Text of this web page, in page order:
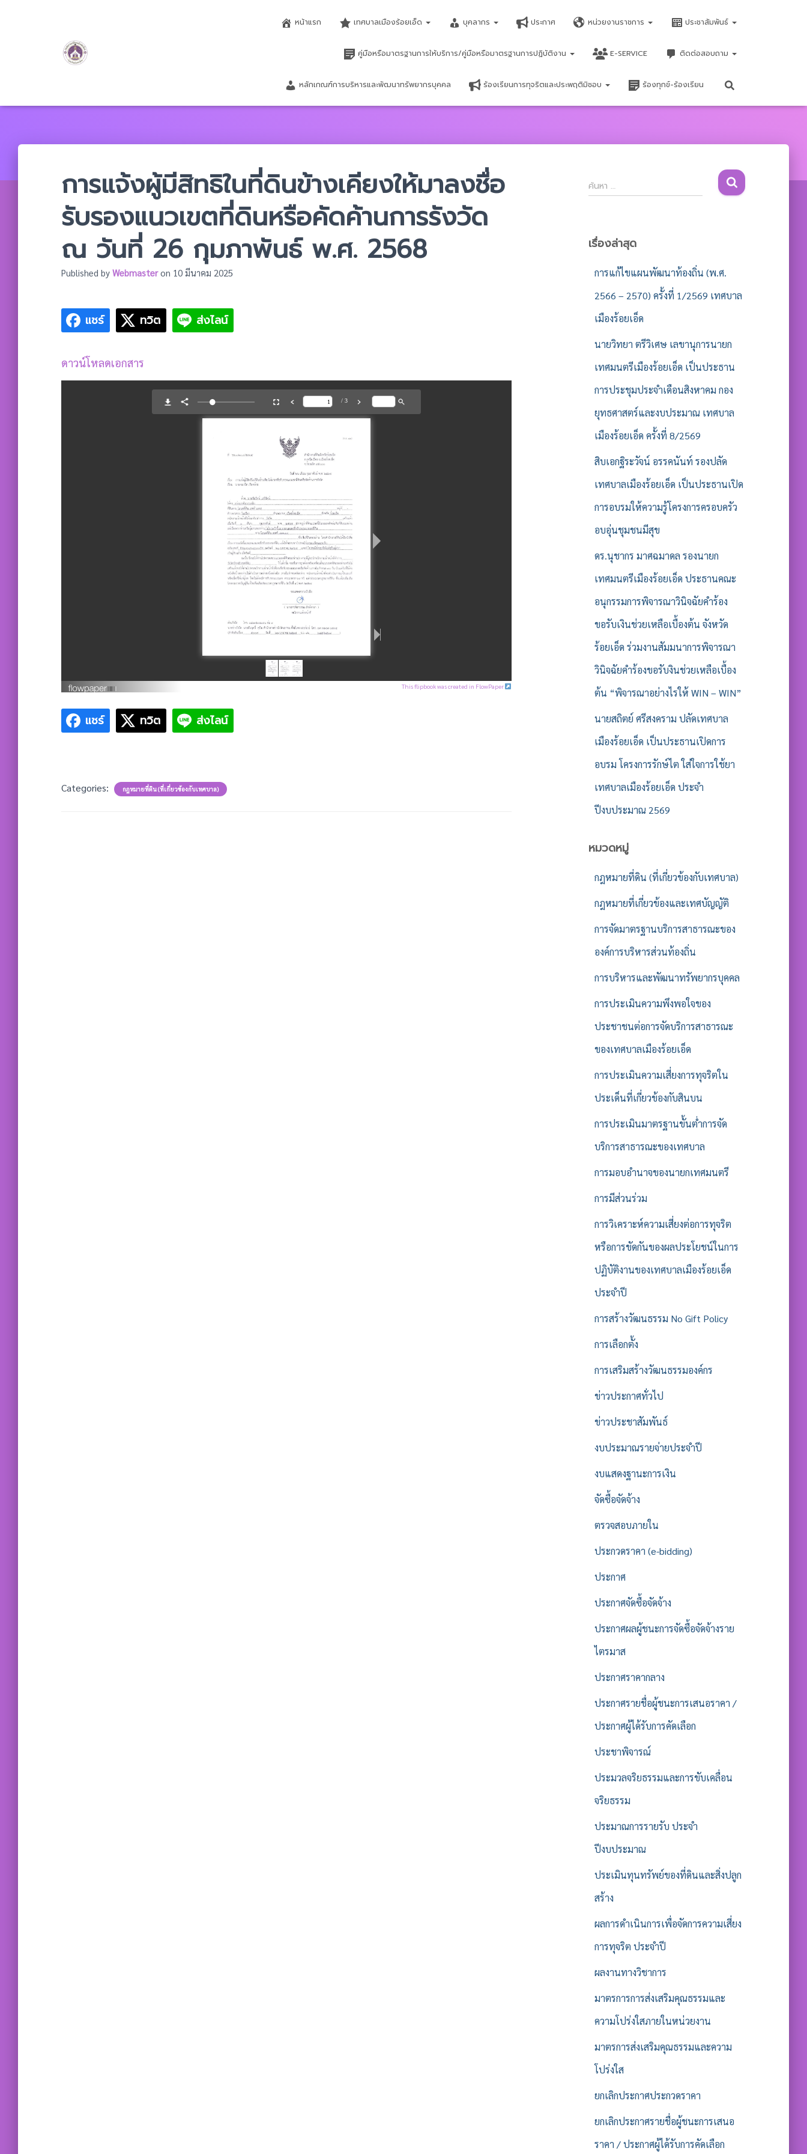
หน้าแรก เทศบาลเมืองร้อยเอ็ด บุคลากร ประกาศ หน่วยงานราชการ ประชาสัมพันธ์
คู่มือหรือมาตรฐานการให้บริการ/คู่มือหรือมาตรฐานการปฏิบัติงาน E-SERVICE ติดต่อสอบถาม
หลักเกณฑ์การบริหารและพัฒนาทรัพยากรบุคคล ร้องเรียนการทุจริตและประพฤติมิชอบ ร้องทุกข์-ร้องเรียน
การแจ้งผู้มีสิทธิในที่ดินข้างเคียงให้มาลงชื่อ
รับรองแนวเขตที่ดินหรือคัดค้านการรังวัด
ณ วันที่ 26 กุมภาพันธ์ พ.ศ. 2568
Published by Webmasteron 10 มีนาคม 2025
แชร์ ทวิต ส่งไลน์
ดาวน์โหลดเอกสาร
This flipbook was created in FlowPaper
แชร์ ทวิต ส่งไลน์
Categories: กฎหมายที่ดิน (ที่เกี่ยวข้องกับเทศบาล)
ค้
น
สำ
ค้นหา …
เรื่องล่าสุด
การแก้ไขแผนพัฒนาท้องถิ่น (พ.ศ.
2566 – 2570) ครั้งที่ 1/2569 เทศบาล
เมืองร้อยเอ็ด
นายวิทยา ตรีวิเศษ เลขานุการนายก
เทศมนตรีเมืองร้อยเอ็ด เป็นประธาน
การประชุมประจำเดือนสิงหาคม กอง
ยุทธศาสตร์และงบประมาณ เทศบาล
เมืองร้อยเอ็ด ครั้งที่ 8/2569
สิบเอกฐิระวัจน์ อรรคนันท์ รองปลัด
เทศบาลเมืองร้อยเอ็ด เป็นประธานเปิด
การอบรมให้ความรู้โครงการครอบครัว
อบอุ่นชุมชนมีสุข
ดร.นุชากร มาศฉมาดล รองนายก
เทศมนตรีเมืองร้อยเอ็ด ประธานคณะ
อนุกรรมการพิจารณาวินิจฉัยคำร้อง
ขอรับเงินช่วยเหลือเบื้องต้น จังหวัด
ร้อยเอ็ด ร่วมงานสัมมนาการพิจารณา
วินิจฉัยคำร้องขอรับงินช่วยเหลือเบื้อง
ต้น “พิจารณาอย่างไรให้ WIN – WIN”
นายสถิตย์ ศรีสงคราม ปลัดเทศบาล
เมืองร้อยเอ็ด เป็นประธานเปิดการ
อบรม โครงการรักษ์ไต ใส่ใจการใช้ยา
เทศบาลเมืองร้อยเอ็ด ประจำ
ปีงบประมาณ 2569
หมวดหมู่
กฎหมายที่ดิน (ที่เกี่ยวข้องกับเทศบาล)
กฎหมายที่เกี่ยวข้องและเทศบัญญัติ
การจัดมาตรฐานบริการสาธารณะของ
องค์การบริหารส่วนท้องถิ่น
การบริหารและพัฒนาทรัพยากรบุคคล
การประเมินความพึงพอใจของ
ประชาชนต่อการจัดบริการสาธารณะ
ของเทศบาลเมืองร้อยเอ็ด
การประเมินความเสี่ยงการทุจริตใน
ประเด็นที่เกี่ยวข้องกับสินบน
การประเมินมาตรฐานขั้นต่ำการจัด
บริการสาธารณะของเทศบาล
การมอบอำนาจของนายกเทศมนตรี
การมีส่วนร่วม
การวิเคราะห์ความเสี่ยงต่อการทุจริต
หรือการขัดกันของผลประโยชน์ในการ
ปฏิบัติงานของเทศบาลเมืองร้อยเอ็ด
ประจำปี
การสร้างวัฒนธรรม No Gift Policy
การเลือกตั้ง
การเสริมสร้างวัฒนธรรมองค์กร
ข่าวประกาศทั่วไป
ข่าวประชาสัมพันธ์
งบประมาณรายจ่ายประจำปี
งบแสดงฐานะการเงิน
จัดซื้อจัดจ้าง
ตรวจสอบภายใน
ประกวดราคา (e-bidding)
ประกาศ
ประกาศจัดซื้อจัดจ้าง
ประกาศผลผู้ชนะการจัดซื้อจัดจ้างราย
ไตรมาส
ประกาศราคากลาง
ประกาศรายชื่อผู้ชนะการเสนอราคา /
ประกาศผู้ได้รับการคัดเลือก
ประชาพิจารณ์
ประมวลจริยธรรมและการขับเคลื่อน
จริยธรรม
ประมาณการรายรับ ประจำ
ปีงบประมาณ
ประเมินทุนทรัพย์ของที่ดินและสิ่งปลูก
สร้าง
ผลการดำเนินการเพื่อจัดการความเสี่ยง
การทุจริต ประจำปี
ผลงานทางวิชาการ
มาตรการการส่งเสริมคุณธรรมและ
ความโปร่งใสภายในหน่วยงาน
มาตรการส่งเสริมคุณธรรมและความ
โปร่งใส
ยกเลิกประกาศประกวดราคา
ยกเลิกประกาศรายชื่อผู้ชนะการเสนอ
ราคา / ประกาศผู้ได้รับการคัดเลือก